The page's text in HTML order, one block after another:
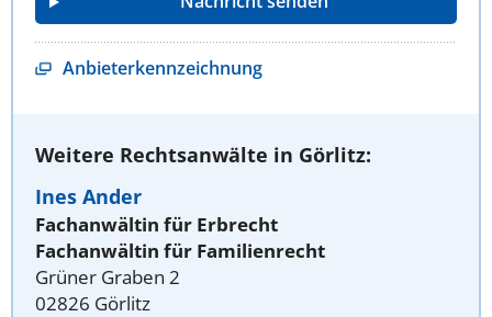
Anbieterkennzeichnung
Weitere Rechtsanwälte in Görlitz:
Ines Ander
Fachanwältin für Erbrecht
Fachanwältin für Familienrecht
Grüner Graben 2
02826 Görlitz